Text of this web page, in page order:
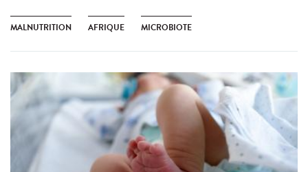
MALNUTRITION AFRIQUE MICROBIOTE